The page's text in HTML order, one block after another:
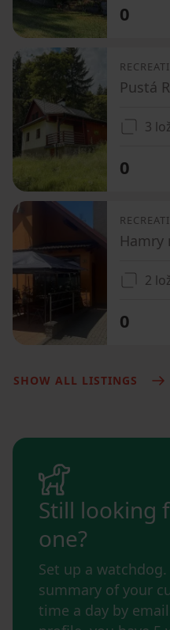
0
3
0
2
0
SHOW ALL LISTINGS
Still looking
one?
Set up a
summary of your
time a day by